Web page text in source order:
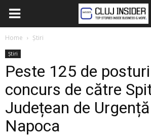
Home Știri
Știri
Peste 125 de
concurs de către
Județean de
Napoca